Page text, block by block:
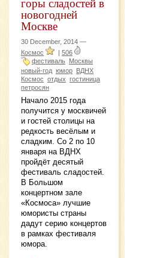
новогодней
Москве
30 December, 2014 —
Космос
| 506
фестиваль Москвы
новый-год юмор ВДНХ
Космос отдых гостиница
петросян
Начало 2015 года
получится у москвичей
и гостей столицы на
редкость весёлым и
сладким. Со 2 по 10
января на ВДНХ
пройдёт десятый
фестиваль сладостей.
В Большом
концертном зале
«Космоса» лучшие
юмористы страны
дадут серию концертов
в рамках фестиваля
юмора.